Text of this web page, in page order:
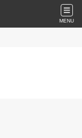
MENU